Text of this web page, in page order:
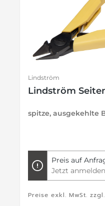
Lindström
Lindström
spitze, ausgekehlte
Preis auf
Jetzt anmelden
Preise exkl. MwSt.